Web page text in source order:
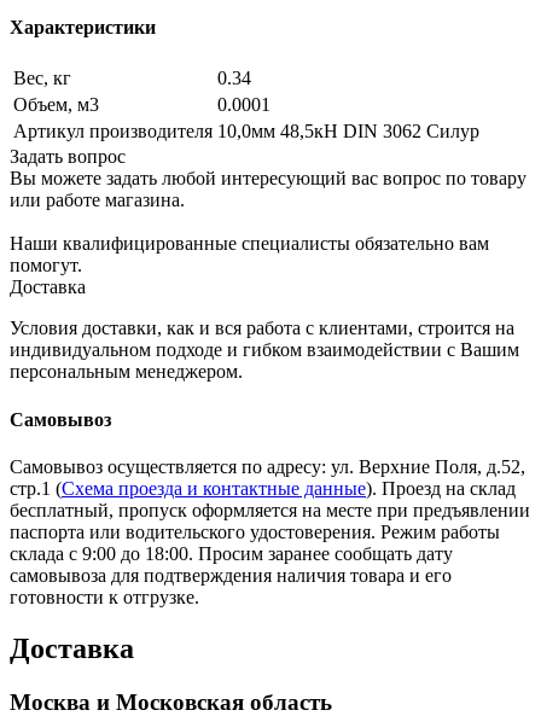
Характеристики
Вес, кг
0.34
Объем, м3
0.0001
Артикул производителя 10,0мм 48,5кН DIN 3062 Силур
Задать вопрос
Вы можете задать любой интересующий вас вопрос по товару
или работе магазина.
Наши квалифицированные специалисты обязательно вам
помогут.
Доставка
Условия доставки, как и вся работа с клиентами, строится на
индивидуальном подходе и гибком взаимодействии с Вашим
персональным менеджером.
Самовывоз
Самовывоз осуществляется по адресу: ул. Верхние Поля, д.52,
стр.1 (Схема проезда и контактные данные). Проезд на склад
бесплатный, пропуск оформляется на месте при предъявлении
паспорта или водительского удостоверения. Режим работы
склада с 9:00 до 18:00. Просим заранее сообщать дату
самовывоза для подтверждения наличия товара и его
готовности к отгрузке.
Доставка
Москва и Московская область